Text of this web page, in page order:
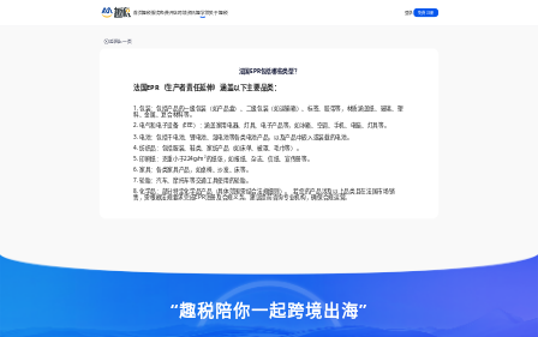
首页趣税服务免费开店跨境资讯趣学院关于趣税 登录 免费注册
返回上一页
法国EPR包括哪些类型？
法国EPR（生产者责任延伸）涵盖以下主要品类：
1. 包装：包括产品的一级包装（如产品盒）、二级包装（如运输箱）、标签、胶带等，材质涵盖纸、玻璃、塑
料、金属、复合材料等。
2. 电气和电子设备（EEE）：涵盖家用电器、灯具、电子产品等，如冰箱、空调、手机、电脑、灯具等。
3. 电池：包括干电池、锂电池、湿电池等各类电池产品，以及产品中嵌入或装载的电池。
4. 纺织品：包括服装、鞋类、家纺产品（如床单、被罩、毛巾等）。
5. 印刷纸：克重小于224g/m²的纸张，如报纸、杂志、信纸、宣传册等。
6. 家具：各类家具产品，如桌椅、沙发、床等。
7. 轮胎：汽车、摩托车等交通工具使用的轮胎。
8. 化学品：部分特定化学品产品（具体范围需结合法规细则）。 若您的产品涉及以上品类且在法国市场销
售，需根据法规要求完成EPR注册及合规义务。建议提前咨询专业机构，确保合规运营。
“趣税陪你一起跨境出海”